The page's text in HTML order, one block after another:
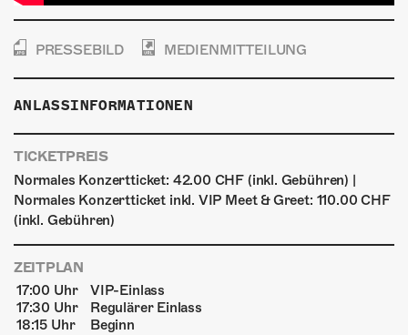
PRESSEBILD MEDIENMITTEILUNG
ANLASSINFORMATIONEN
TICKETPREIS
Normales Konzertticket: 42.00 CHF (inkl. Gebühren) |
Normales Konzertticket inkl. VIP Meet & Greet: 110.00 CHF
(inkl. Gebühren)
ZEITPLAN
17:00 Uhr
VIP-Einlass
17:30 Uhr
Regulärer Einlass
18:15 Uhr
Beginn